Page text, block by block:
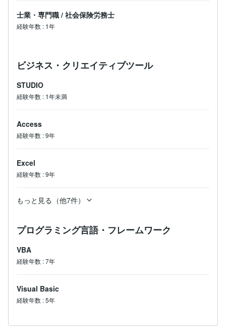
士業・専門職 / 社会保険労務士
経験年数 : 1年
ビジネス・クリエイティブツール
STUDIO
経験年数 : 1年未満
Access
経験年数 :9年
Excel
経験年数 :9年
もっと見る（他7件）
プログラミング言語・フレームワーク
VBA
経験年数 :7年
Visual Basic
経験年数 :5年